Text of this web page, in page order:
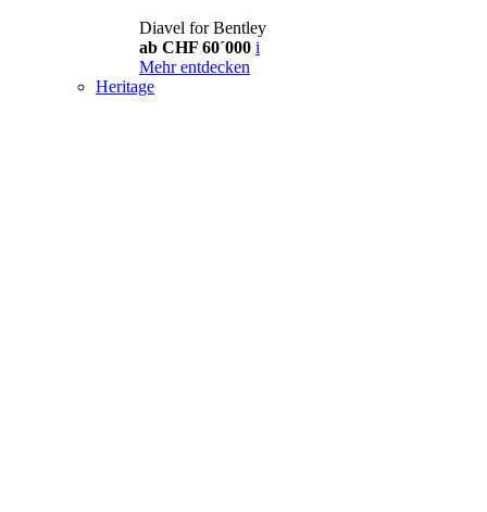
Diavel for Bentley
ab CHF 60´000 i
Mehr entdecken
Heritage